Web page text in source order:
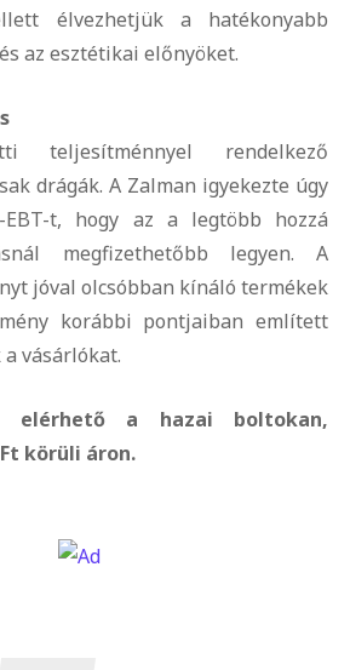
élvezhetjük a hatékonyabb
az esztétikai előnyöket.
rendelkező
drágák. A Zalman igyekezte úgy
t, hogy az a legtöbb hozzá
megfizethetőbb legyen. A
jóval olcsóbban kínáló termékek
korábbi pontjaiban említett
vásárlókat.
a hazai boltokan,
körüli áron.